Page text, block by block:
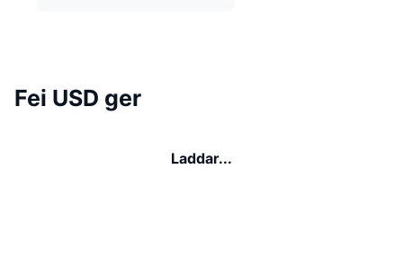
Fei USD ger
Laddar...